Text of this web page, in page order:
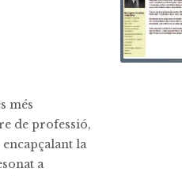
més
de professió,
la
a